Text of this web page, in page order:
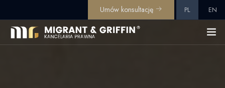
Umów konsultację PL EN